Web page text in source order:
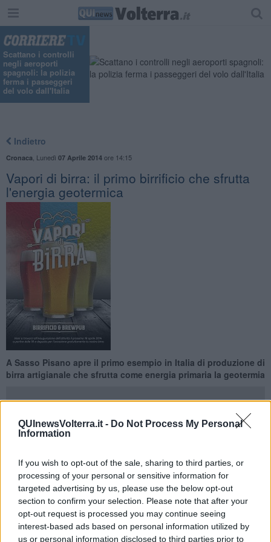
QUInewsVolterra.it - Do Not Process My Personal
Information
If you wish to opt-out of the sale, sharing to third parties, or
processing of your personal or sensitive information for
targeted advertising by us, please use the below opt-out
section to confirm your selection. Please note that after your
opt-out request is processed you may continue seeing
interest-based ads based on personal information utilized by
us or personal information disclosed to third parties prior to
Scattano i controlli
negli aeroporti
spagnoli: la polizia
ferma i passeggeri
del volo dall'Italia
Indietro
Cronaca Lunedì 07 Aprile 2014ore 14:15
Vapori di birra: il primo birrificio che sfrutta
l'energia geotermica
A Sasso Pisano apre il primo esempio in Italia di produzione di
birra artigianale che sfrutta come energia primaria la geotermia
di Castelnuovo Val di Cecina, a Sasso Pisano, Via dei Lagoni, 25,
verrà inaugurato il birrificioVapori di Birra', primo esempio in Italia
di produzione di birra artigianale che sfrutta come energia primaria
la geotermia.
Vapori di birranasce dal sogno di chi, dopo una vita passata per
lavoro ad imbrigliare il vapore che esce dalla terra, ha voluto che
tutta quella forza della natura potesse essere utilizzata anche nella